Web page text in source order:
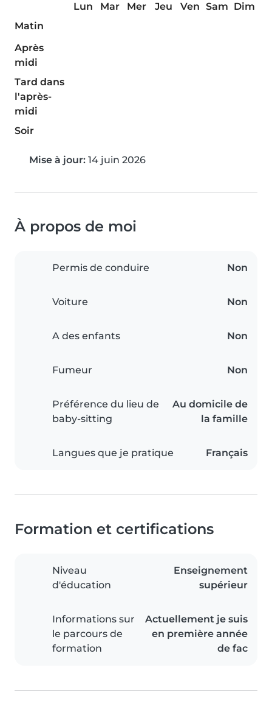
Lun Mar Mer Jeu Ven Sam Dim
Matin
Après
midi
Tard dans
l'après-
midi
Soir
Mise à jour: 14 juin 2026
À propos de moi
Permis de conduire Non
Voiture Non
A des enfants Non
Fumeur Non
Préférence du lieu de
baby-sitting
Au domicile de
la famille
Langues que je pratique Français
Formation et certifications
Niveau
d'éducation
Enseignement
supérieur
Informations sur
le parcours de
formation
Actuellement je suis
en première année
de fac